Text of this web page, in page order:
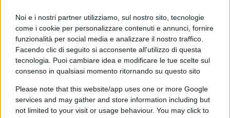
Noi e i nostri partner utilizziamo, sul nostro sito, tecnologie
come i cookie per personalizzare contenuti e annunci, fornire
funzionalità per social media e analizzare il nostro traffico.
Facendo clic di seguito si acconsente all'utilizzo di questa
tecnologia. Puoi cambiare idea e modificare le tue scelte sul
consenso in qualsiasi momento ritornando su questo sito
Please note that this website/app uses one or more Google
services and may gather and store information including but
not limited to your visit or usage behaviour. You may click to
esportare i componenti più potenti, dettiH100
A100), il secondo nell’ottobre 2023 (vietati anche
quelli della serie 800, leggermente meno potenti e
che nel frattempoNVidiaaveva sviluppato per
aggirare l’embargo).